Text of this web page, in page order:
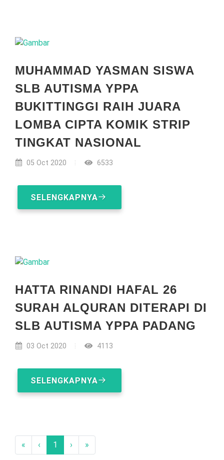
MUHAMMAD YASMAN SISWA
SLB AUTISMA YPPA
BUKITTINGGI RAIH JUARA
LOMBA CIPTA KOMIK STRIP
TINGKAT NASIONAL
05 Oct 2020 6533
SELENGKAPNYA
HATTA RINANDI HAFAL 26
SURAH ALQURAN DITERAPI DI
SLB AUTISMA YPPA PADANG
03 Oct 2020 4113
SELENGKAPNYA
« ‹ 1 › »